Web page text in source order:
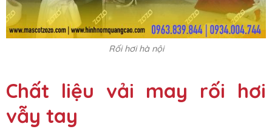
Rối hơi hà nội
Chất liệu vải may rối hơi
vẫy tay